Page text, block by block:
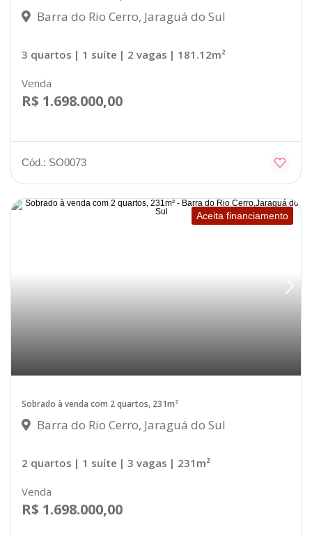
Barra do Rio Cerro, Jaraguá do Sul
3 quartos | 1 suíte | 2 vagas | 181.12m²
Venda
R$ 1.698.000,00
Cód.: SO0073
Aceita financiamento
Sobrado à venda com 2 quartos, 231m²
Barra do Rio Cerro, Jaraguá do Sul
2 quartos | 1 suíte | 3 vagas | 231m²
Venda
R$ 1.698.000,00